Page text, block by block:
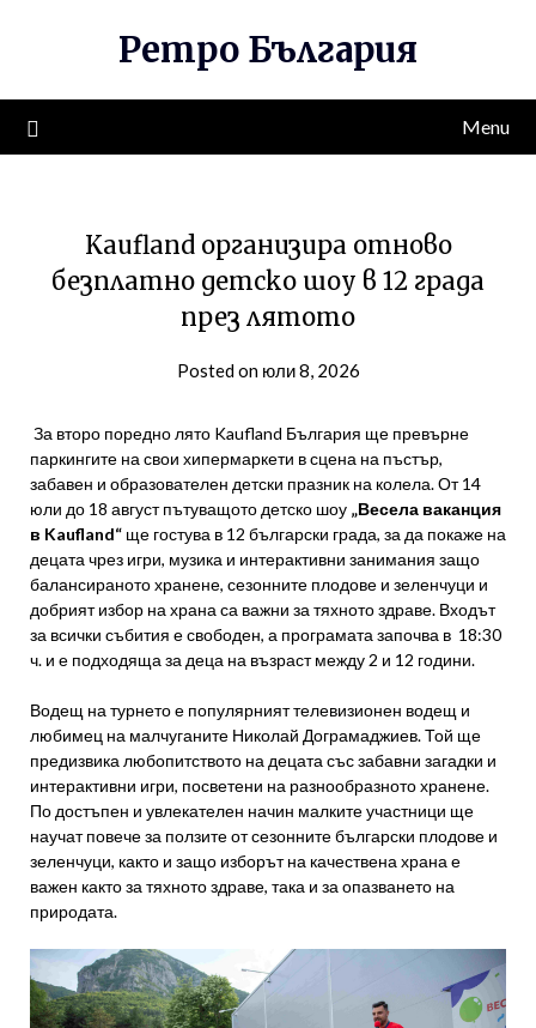
Ретро България
Menu
Kaufland организира отново
безплатно детско шоу в 12 града
през лятото
Posted on юли 8, 2026
За второ поредно лято Kaufland България ще превърне
паркингите на свои хипермаркети в сцена на пъстър,
забавен и образователен детски празник на колела. От 14
юли до 18 август пътуващото детско шоу „Весела ваканция
в Kaufland“ ще гостува в 12 български града, за да покаже на
децата чрез игри, музика и интерактивни занимания защо
балансираното хранене, сезонните плодове и зеленчуци и
добрият избор на храна са важни за тяхното здраве. Входът
за всички събития е свободен, а програмата започва в 18:30
ч. и е подходяща за деца на възраст между 2 и 12 години.
Водещ на турнето е популярният телевизионен водещ и
любимец на малчуганите Николай Дограмаджиев. Той ще
предизвика любопитството на децата със забавни загадки и
интерактивни игри, посветени на разнообразното хранене.
По достъпен и увлекателен начин малките участници ще
научат повече за ползите от сезонните български плодове и
зеленчуци, както и защо изборът на качествена храна е
важен както за тяхното здраве, така и за опазването на
природата.